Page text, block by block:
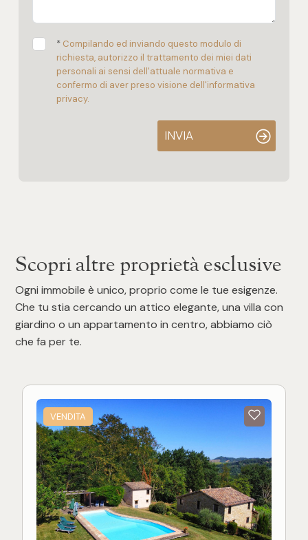
* Compilando ed inviando questo modulo di
richiesta, autorizzo il trattamento dei miei dati
personali ai sensi dell'attuale normativa e
confermo di aver preso visione dell'informativa
privacy.
INVIA
Scopri altre proprietà esclusive
Ogni immobile è unico, proprio come le tue esigenze.
Che tu stia cercando un attico elegante, una villa con
giardino o un appartamento in centro, abbiamo ciò
che fa per te.
VENDITA